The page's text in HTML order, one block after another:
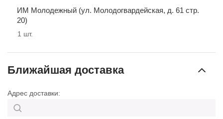
ИМ Молодежный (ул. Молодогвардейская, д. 61 стр.
20)
1 шт.
Ближайшая доставка
Адрес доставки: